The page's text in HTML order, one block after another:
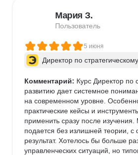
Мария З.
Пользователь
5 июня
Директор по
Комментарий: Курс Директор по
развитию дает системное
на современном уровне.
практические кейсы и
применить сразу после
подается без излишней теории, с
результат. Хотелось бы больше
управленческих ситуаций, но